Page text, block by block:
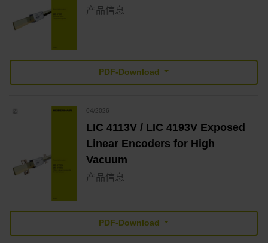
产品信息
PDF-Download
04/2026
LIC 4113V / LIC 4193V Exposed
Linear Encoders for High
Vacuum
产品信息
PDF-Download